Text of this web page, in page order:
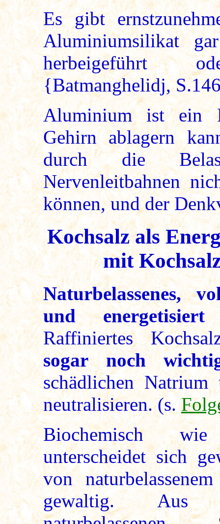
Es gibt
Aluminiumsilikat
herbeigeführt
{Batmanghelidj,
Aluminium ist ein
Gehirn ablagern
durch die
Nervenleitbahnen
können, und der
Kochsalz als
mit
Naturbelassenes,
und
Raffiniertes
sogar noch
schädlichen
neutralisieren. (s.
Biochemisch
unterscheidet sich
von
gewaltig. Aus